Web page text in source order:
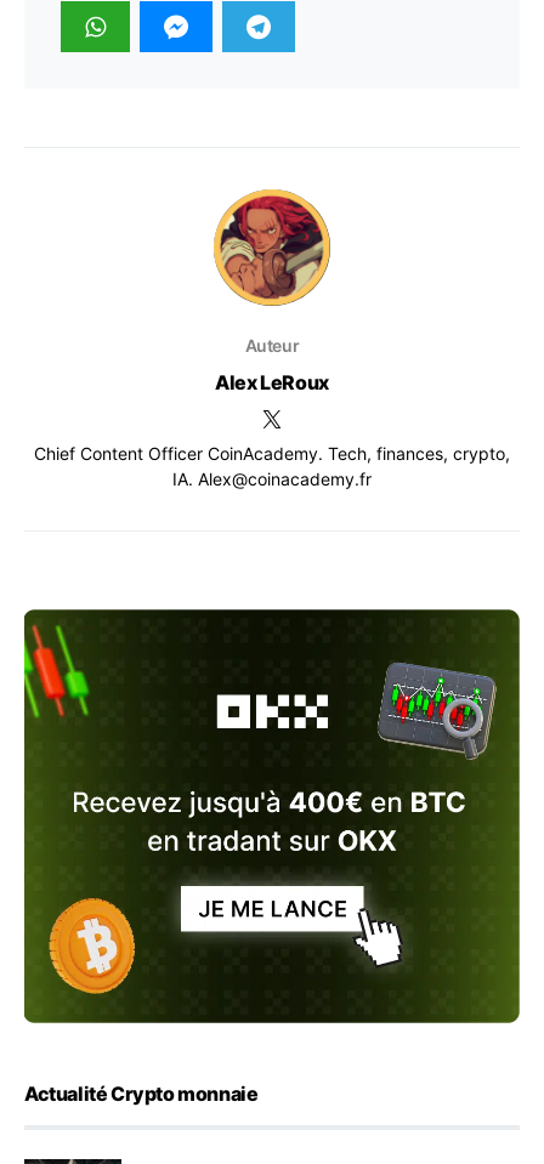
Auteur
Alex LeRoux
Chief Content Officer CoinAcademy. Tech, finances, crypto,
IA. Alex@coinacademy.fr
Actualité Crypto monnaie